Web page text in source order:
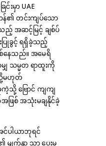
မှာ UAE
န်၏ တင်းကျပ်သော
အဆင့်မြင့် ချစ်ပ်
းပြုခွင့် ရရှိခဲ့သည့်
နေသည်။ အမေရိ
သမ္မတ ရာထူးကို
မဟုတ်
ကဲ့သို့ ဗြောင် ကျကျ
ြစ် အသုံးမချနိုင်ခဲ့
င်ပါယာဘုရင်
ျက်နှာ သာ ပေးမှု